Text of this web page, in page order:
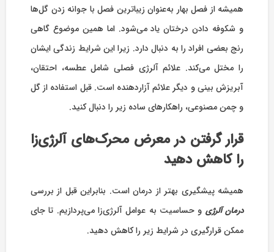
همیشه از فصل بهار به‌عنوان زیباترین فصل با جوانه زدن گل‌‌ها
و شکوفه دادن درختان یاد می‌شود. اما همین موضوع گاهی
رنج بعضی افراد را به دنبال دارد. زیرا این شرایط زندگی ایشان
را مختل می‌کند. علائم آلرژی فصلی شامل عطسه، احتقان،
آبریزش بینی و دیگر علائم آزاردهنده است. قبل استفاده از گل
و چمن مصنوعی، راهکارهای ساده زیر را دنبال کنید.
قرار گرفتن در معرض محرک‌های آلرژی‌زا
را کاهش دهید
همیشه پیشگیری بهتر از درمان است. بنابراین قبل از بررسی
درمان آلرژی و حساسیت به عوامل آلرژی‌زا می‌پردازیم. تا جای
ممکن قرارگیری در شرایط زیر را کاهش دهید.